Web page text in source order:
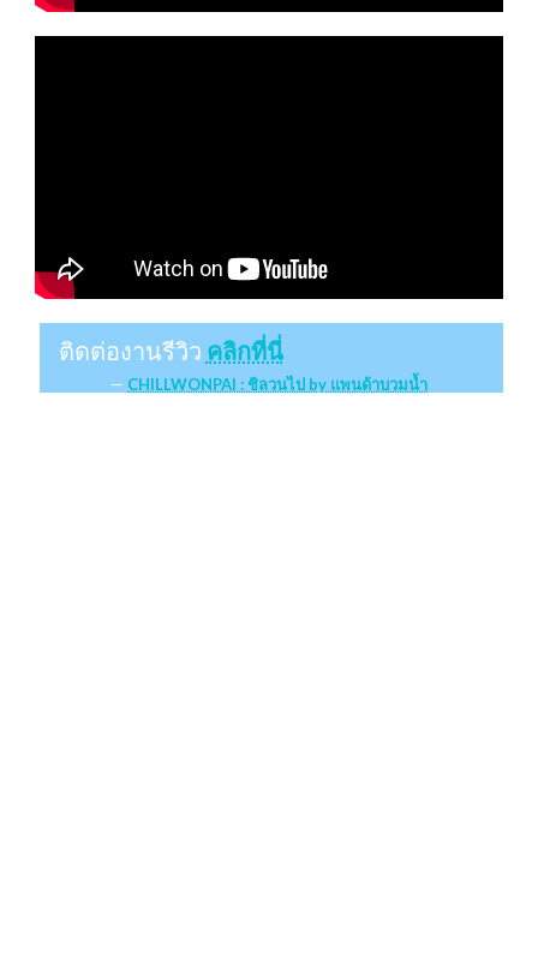
ติดต่องานรีวิว คลิกที่นี่
CHILLWONPAI : ชิลวนไป by แพนด้าบวมน้ำ